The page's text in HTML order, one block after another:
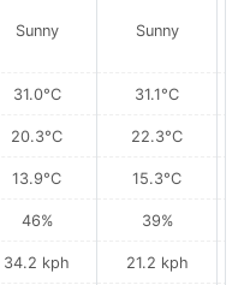
Sunny
31.0°C
20.3°C
13.9°C
46%
34.2 kph
Sunny
31.1°C
22.3°C
15.3°C
39%
21.2 kph